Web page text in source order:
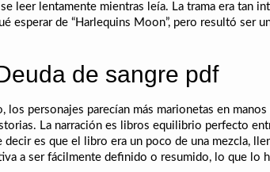
leer lentamente mientras leía. La trama era tan
esperar de “Harlequins Moon”, pero resultó ser
de sangre pdf
los personajes parecían más marionetas en
La narración es libros equilibrio perfecto
decir es que el libro era un poco de una mezcla,
a ser fácilmente definido o resumido, lo que lo